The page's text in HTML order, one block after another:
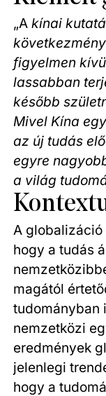
„A kínai
figyelmen
lassabban
később
Mivel Kína
az új tudás
egyre
a világ
A
hogy a tudás
magától
tudományban
nemzetközi
eredmények
jelenlegi
hogy a